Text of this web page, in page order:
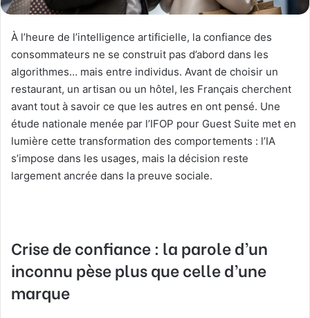
À l’heure de l’intelligence artificielle, la confiance des
consommateurs ne se construit pas d’abord dans les
algorithmes… mais entre individus. Avant de choisir un
restaurant, un artisan ou un hôtel, les Français cherchent
avant tout à savoir ce que les autres en ont pensé. Une
étude nationale menée par l’IFOP pour Guest Suite met en
lumière cette transformation des comportements : l’IA
s’impose dans les usages, mais la décision reste
largement ancrée dans la preuve sociale.
Crise de confiance : la parole d’un
inconnu pèse plus que celle d’une
marque